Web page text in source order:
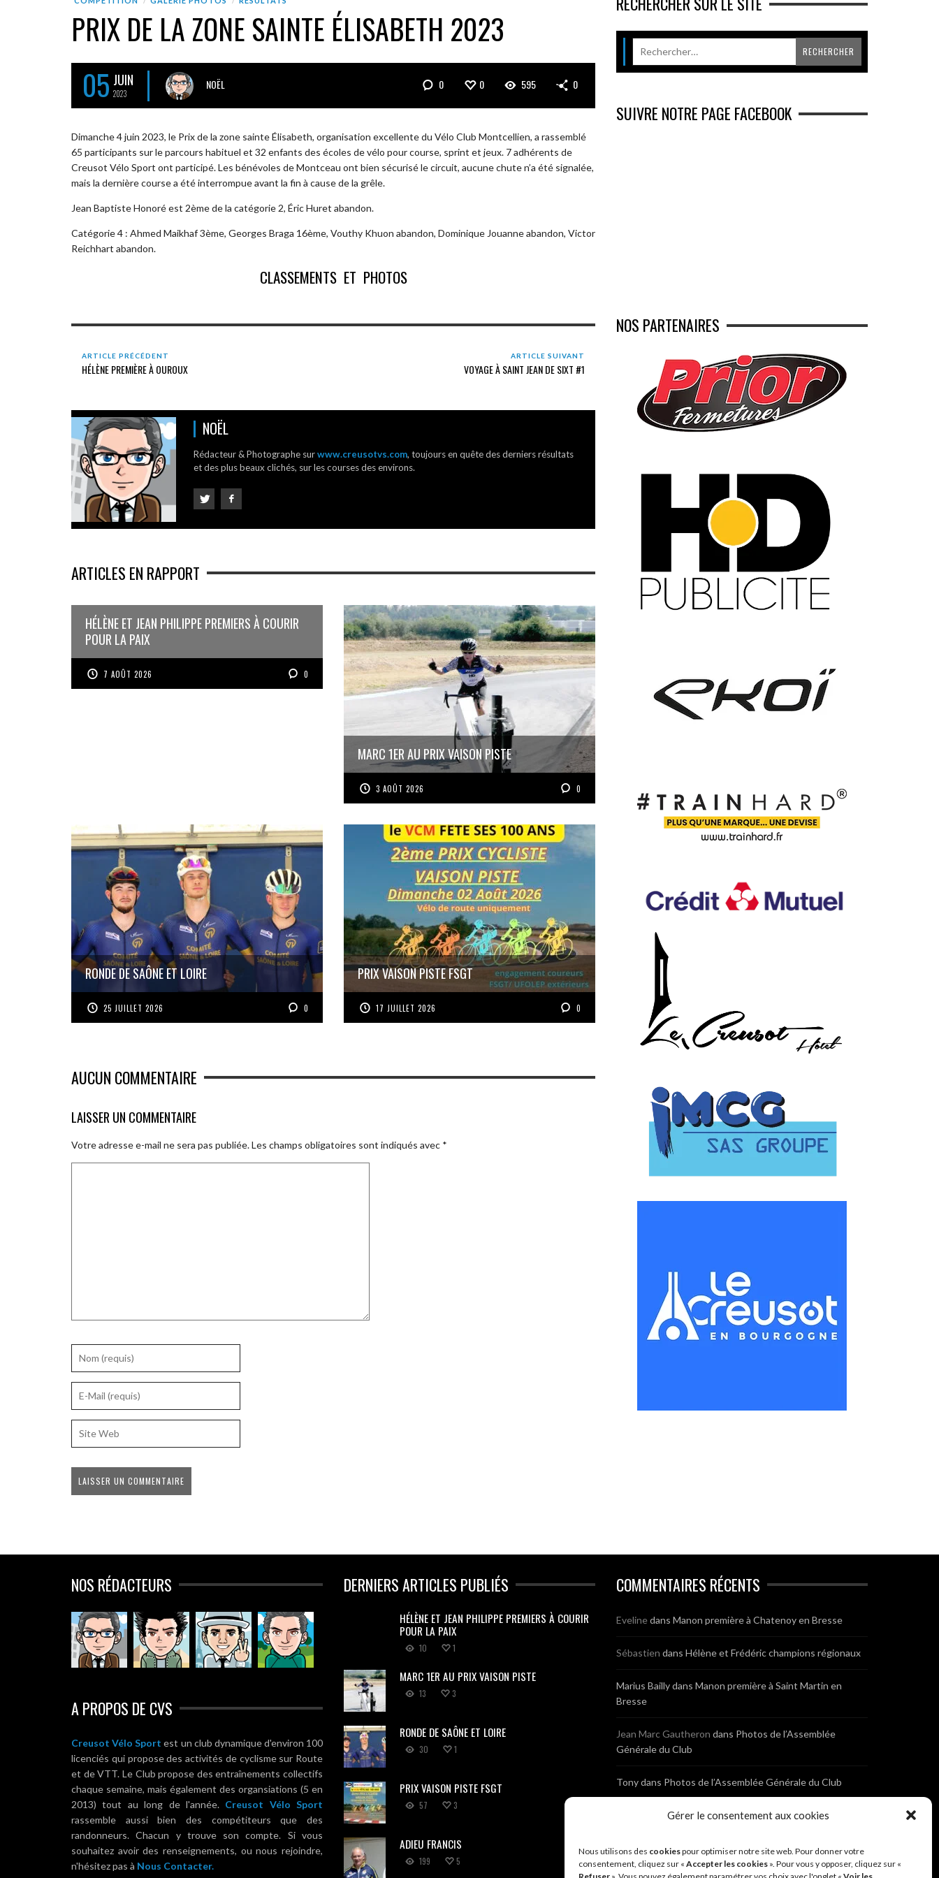
Gérer le consentement aux cookies
Nous utilisons des cookiespour optimiser notre site web. Pour donner votre
consentement, cliquez sur « Accepter les cookies ». Pour vous y opposer, cliquez sur «
PRIX DE LA ZONE SAINTE ÉLISABETH 2023
05 JUIN
2023
NOËL 0 0 595 0
Dimanche 4 juin 2023, le Prix de la zone sainte Élisabeth, organisation excellente du Vélo Club Montcellien, a rassemblé
65 participants sur le parcours habituel et 32 enfants des écoles de vélo pour course, sprint et jeux. 7 adhérents de
Creusot Vélo Sport ont participé. Les bénévoles de Montceau ont bien sécurisé le circuit, aucune chute n’a été signalée,
mais la dernière course a été interrompue avant la fin à cause de la grêle.
Jean Baptiste Honoré est 2ème de la catégorie 2, Éric Huret abandon.
Catégorie 4 : Ahmed Maikhaf 3ème, Georges Braga 16ème, Vouthy Khuon abandon, Dominique Jouanne abandon, Victor
Reichhart abandon.
CLASSEMENTS ET PHOTOS
ARTICLE PRÉCÉDENT
HÉLÈNE PREMIÈRE À OUROUX
ARTICLE SUIVANT
VOYAGE À SAINT JEAN DE SIXT #1
NOËL
Rédacteur & Photographe surwww.creusotvs.com, toujours en quête des derniers résultats
et des plus beaux clichés, sur les courses des environs.
ARTICLES EN RAPPORT
HÉLÈNE ET JEAN PHILIPPE PREMIERS À COURIR
POUR LA PAIX
7 AOÛT 2026 0
MARC 1ER AU PRIX VAISON PISTE
3 AOÛT 2026 0
RONDE DE SAÔNE ET LOIRE
25 JUILLET 2026 0
PRIX VAISON PISTE FSGT
17 JUILLET 2026 0
AUCUN COMMENTAIRE
LAISSER UN COMMENTAIRE
Votre adresse e-mail ne sera pas publiée.Les champs obligatoires sont indiqués avec *
SUIVRE NOTRE PAGE FACEBOOK
NOS PARTENAIRES
NOS RÉDACTEURS
A PROPOS DE CVS
Creusot Vélo Sport est un club dynamique d'environ 100
licenciés qui propose des activités de cyclisme sur Route
et de VTT. Le Club propose des entraînements collectifs
chaque semaine, mais également des organsiations (5 en
2013) tout au long de l'année. Creusot Vélo Sport
rassemble aussi bien des compétiteurs que des
randonneurs. Chacun y trouve son compte. Si vous
souhaitez avoir des renseignements, ou nous rejoindre,
n'hésitez pas à Nous Contacter.
DERNIERS ARTICLES PUBLIÉS
HÉLÈNE ET JEAN PHILIPPE PREMIERS À COURIR
POUR LA PAIX
10 1
MARC 1ER AU PRIX VAISON PISTE
13 3
RONDE DE SAÔNE ET LOIRE
30 1
PRIX VAISON PISTE FSGT
57 3
ADIEU FRANCIS
199 5
COMMENTAIRES RÉCENTS
Evelinedans Manon première à Chatenoy en Bresse
Sébastien dans Hélène et Frédéric champions régionaux
Marius Baillydans Manon première à Saint Martin en
Bresse
Jean Marc Gautheron dans Photos de l’Assemblée
Générale du Club
Tonydans Photos de l’Assemblée Générale du Club
dansCyclocross de Brochon (21)
BreniauxdansCyclocross de Brochon (21)